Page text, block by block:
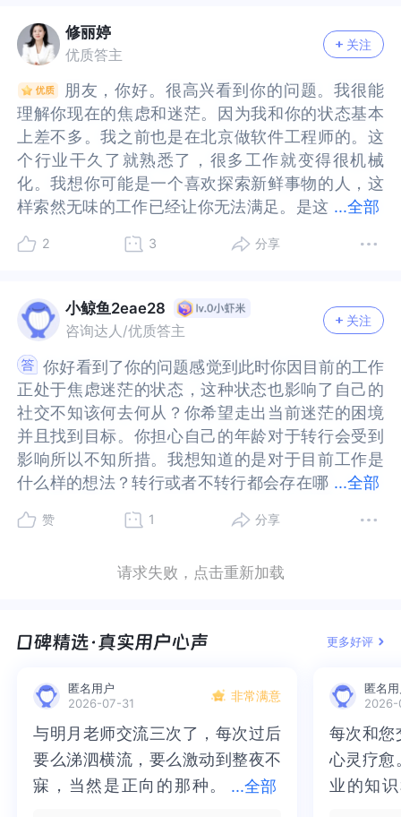
性压力。第三，技术迭代速度快带来的隐性年龄压
力。第四，上述压力导致的心理影响:社交减少→认
知狭窄→更依赖技术确定性→对工作更苛刻→进一
步封闭。以下是一些针对的解决方法，望参考:首先
找到自己的隐藏优势，包括但不限于:相比互联网大
厂，央企往往有更宽松的年龄包容度和工作节奏，
很适合作为转型过渡期。10年技术经验培养的系统
思维、解决问题能力，可转向技术咨询、售前方案
等岗位。未婚未育从另一角度看意味着转型的时间
自由度更高。其次可以参考以下行动建议:转换角色
到技术管理，比如主动参与部门流程优化。转换角
务-技术衔接岗位，年龄反而会成为加分项。尝试打
破封闭循环:每周2次"咖啡社交"：约不同领域熟人聊
间"，比如强制每天19:00后接触艺术/人文内容，来
平衡工程师思维。职业中期迷茫的本质是过去的成
功模式不再适用新阶段，而这恰恰是重构更适合你
目前工作方式。目前工作的稳定性其实给了你相比
互联网人更从容的转型时间窗口。希望你越来越
好，一起努力吧。
力。第三，技术迭代速度快带来的隐性年龄压力。
第四，上述压力导致的心理影响:社交减少→认知狭
窄→更依赖技术确定性→对工作更苛刻→进一步封
闭。以下是一些针对的解决方法，望参考:首先找到
自己的隐藏优势，包括但不限于:相比互联网大厂，
央企往往有更宽松的年龄包容度和工作节奏，很适
合作为转型过渡期。10年技术经验培养的系统思
维、解决问题能力，可转向技术咨询、售前方案等
岗位。未婚未育从另一角度看意味着转型的时间自
由度更高。其次可以参考以下行动建议:转换角色到
技术管理，比如主动参与部门流程优化。转换角色
技术衔接岗位，年龄反而会成为加分项。尝试打破
封闭循环:每周2次"咖啡社交"：约不同领域熟人聊
间"，比如强制每天19:00后接触艺术/人文内容，来
平衡工程师思维。职业中期迷茫的本质是过去的成
功模式不再适用新阶段，而这恰恰是重构更适合你
目前工作方式。目前工作的稳定性其实给了你相比
互联网人更从容的转型时间窗口。希望你越来越
好，一起努力吧。
修丽婷
优质答主
关注
...全部
朋友，你好。很高兴看到你的问题。我很能
理解你现在的焦虑和迷茫。因为我和你的状态基本
上差不多。我之前也是在北京做软件工程师的。这
个行业干久了就熟悉了，很多工作就变得很机械
化。我想你可能是一个喜欢探索新鲜事物的人，这
样索然无味的工作已经让你无法满足。是这
是否有不一样的启发？这两年我一直在考虑想要转
但由于经济和舒适圈儿的多方考虑，我一直都没有
去转行。但就在去年我休产假的时候，在这个空档
期我思考了一下，我还是更喜欢做我想做的这个行
业。所以我就借着这个机会，准备着步入这个行业
所需要的知识。我现在也在努力中。而且感觉自己
前途一片光明，就没有那么纠结了。希望我的这个
经历可以给到你一点点启发。给自己一点点时间和
空间，好好的去想一想，自己想要的到底是什么
呢？想明白了这个，我觉得就可以朝着它去努力，
当你不再纠结这个问题的时候，减少了对自己的内
耗，我相信会越来越好的。加油！希望你一切顺
理解你现在的焦虑和迷茫。因为我和你的状态基本
上差不多。我之前也是在北京做软件工程师的。这
个行业干久了就熟悉了，很多工作就变得很机械
化。我想你可能是一个喜欢探索新鲜事物的人，这
样索然无味的工作已经让你无法满足。是这样的
有不一样的启发？这两年我一直在考虑想要转行做
于经济和舒适圈儿的多方考虑，我一直都没有去转
行。但就在去年我休产假的时候，在这个空档期我
思考了一下，我还是更喜欢做我想做的这个行业。
所以我就借着这个机会，准备着步入这个行业所需
要的知识。我现在也在努力中。而且感觉自己前途
一片光明，就没有那么纠结了。希望我的这个经历
可以给到你一点点启发。给自己一点点时间和空
间，好好的去想一想，自己想要的到底是什么呢？
想明白了这个，我觉得就可以朝着它去努力，当你
不再纠结这个问题的时候，减少了对自己的内耗，
我相信会越来越好的。加油！希望你一切顺利！早
2 3 分享
小鲸鱼2eae28
咨询达人/优质答主
关注
...全部
你好看到了你的问题感觉到此时你因目前的工作
正处于焦虑迷茫的状态，这种状态也影响了自己的
社交不知该何去何从？你希望走出当前迷茫的困境
并且找到目标。你担心自己的年龄对于转行会受到
影响所以不知所措。我想知道的是对于目前工作是
什么样的想法？转行或者不转行都会存在哪
己真正想要的？是什么原因让自己有现在的想法？
你好看到了你的问题感觉到此时你因目前的工作
正处于焦虑迷茫的状态，这种状态也影响了自己的
社交不知该何去何从？你希望走出当前迷茫的困境
并且找到目标。你担心自己的年龄对于转行会受到
影响所以不知所措。我想知道的是对于目前工作是
什么样的想法？转行或者不转行都会存在哪些问
正想要的？是什么原因让自己有现在的想法？对于
赞 1 分享
请求失败，点击重新加载
更多好评
匿名用户
2026-07-31
非常满意
...全部
与明月老师交流三次了，每次过后
要么涕泗横流，要么激动到整夜不
寐，当然是正向的那种。
与明月老师交流三次了，每次过后
要么涕泗横流，要么激动到整夜不
寐，当然是正向的那种。二十多年
匿名
2026-
每次和您
心灵疗愈
业的知
每次和您
心灵疗愈
业的知识